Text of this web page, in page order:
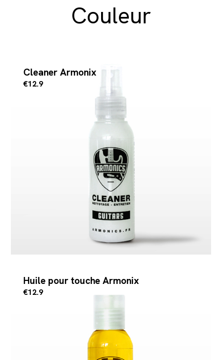
Couleur
Cleaner Armonix
€12.9
Huile pour touche Armonix
€12.9